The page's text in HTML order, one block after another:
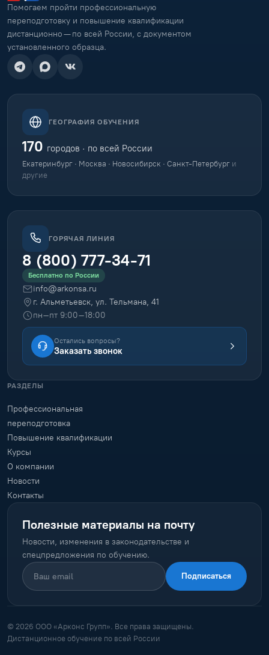
Помогаем пройти профессиональную
переподготовку и повышение квалификации
дистанционно — по всей России, с документом
установленного образца.
ГЕОГРАФИЯ ОБУЧЕНИЯ
170 городов · по всей России
Екатеринбург · Москва · Новосибирск · Санкт-Петербург и
другие
ГОРЯЧАЯ ЛИНИЯ
8 (800) 777-34-71
Бесплатно по России
info@arkonsa.ru
г. Альметьевск, ул. Тельмана, 41
пн–пт 9:00–18:00
Остались вопросы?
Заказать звонок
РАЗДЕЛЫ
Профессиональная
переподготовка
Повышение квалификации
Курсы
О компании
Новости
Контакты
Полезные материалы на почту
Новости, изменения в законодательстве и
спецпредложения по обучению.
Подписаться
© 2026 ООО «Арконс Групп». Все права защищены.
Дистанционное обучение по всей России